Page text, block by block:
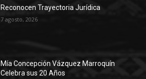
Reconocen Trayectoria Jurídica
7 agosto, 2026
Mía Concepción Vázquez Marroquín
Celebra sus 20 Años